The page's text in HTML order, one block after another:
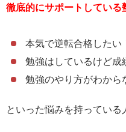
徹底的にサポートしている
本気で逆転合格したい
勉強はしているけど成
勉強のやり方がわから
といった悩みを持ってい